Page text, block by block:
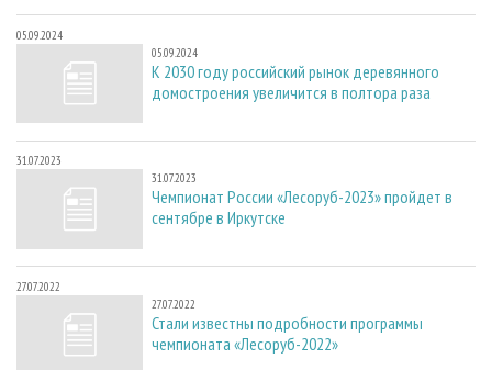
05.09.2024
05.09.2024
К 2030 году российский рынок деревянного
домостроения увеличится в полтора раза
31.07.2023
31.07.2023
Чемпионат России «Лесоруб-2023» пройдет в
сентябре в Иркутске
27.07.2022
27.07.2022
Стали известны подробности программы
чемпионата «Лесоруб-2022»